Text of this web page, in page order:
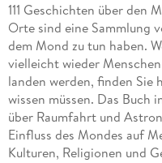
111 Geschichten über den
Orte sind eine Sammlung
dem Mond zu tun haben.
vielleicht wieder
landen werden, finden Sie
wissen müssen. Das
über Raumfahrt und
Einfluss des Mondes auf
Kulturen, Religionen und